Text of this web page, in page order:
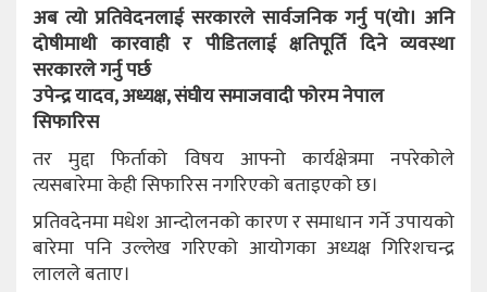
अब त्यो प्रतिवेदनलाई सरकारले सार्वजनिक गर्नु प(यो। अनि
दोषीमाथी कारवाही र पीडितलाई क्षतिपूर्ति दिने व्यवस्था
सरकारले गर्नु पर्छ
उपेन्द्र यादव, अध्यक्ष, संघीय समाजवादी फोरम नेपाल
सिफारिस
तर मुद्दा फिर्ताको विषय आफ्नो कार्यक्षेत्रमा नपरेकोले
त्यसबारेमा केही सिफारिस नगरिएको बताइएको छ।
प्रतिवदेनमा मधेश आन्दोलनको कारण र समाधान गर्ने उपायको
बारेमा पनि उल्लेख गरिएको आयोगका अध्यक्ष गिरिशचन्द्र
लालले बताए।